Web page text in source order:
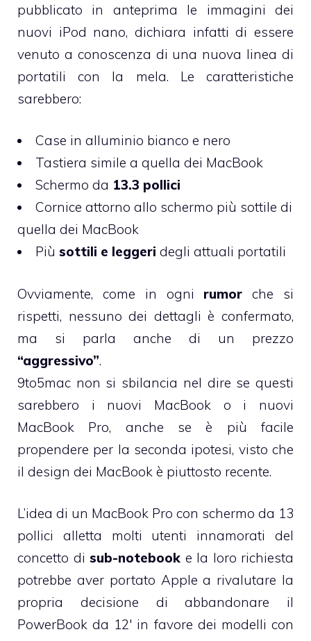
pubblicato in anteprima le immagini dei
nuovi iPod nano, dichiara infatti di essere
venuto a conoscenza di una nuova linea di
portatili con la mela. Le caratteristiche
sarebbero:
Case in alluminio bianco e nero
Tastiera simile a quella dei MacBook
Schermo da 13.3 pollici
Cornice attorno allo schermo più sottile di
quella dei MacBook
Più sottili e leggeri degli attuali portatili
Ovviamente, come in ogni rumor che si
rispetti, nessuno dei dettagli è confermato,
ma si parla anche di un prezzo
“aggressivo”.
9to5mac non si sbilancia nel dire se questi
sarebbero i nuovi MacBook o i nuovi
MacBook Pro, anche se è più facile
propendere per la seconda ipotesi, visto che
il design dei MacBook è piuttosto recente.
L’idea di un MacBook Pro con schermo da 13
pollici alletta molti utenti innamorati del
concetto di sub-notebook e la loro richiesta
potrebbe aver portato Apple a rivalutare la
propria decisione di abbandonare il
PowerBook da 12′ in favore dei modelli con